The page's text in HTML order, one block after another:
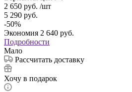
2 650 руб. /шт
5 290 руб.
-50%
Экономия 2 640 руб.
Подробности
Мало
Рассчитать доставку
Хочу в подарок